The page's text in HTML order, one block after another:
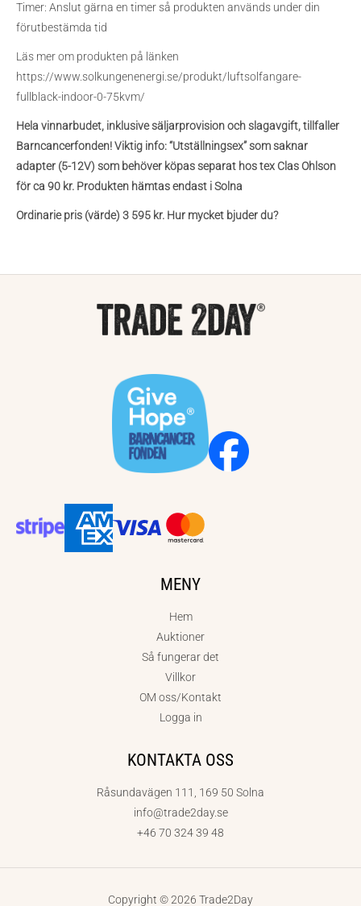
Timer: Anslut gärna en timer så produkten används under din
förutbestämda tid
Läs mer om produkten på länken
https://www.solkungenenergi.se/produkt/luftsolfangare-
fullblack-indoor-0-75kvm/
Hela vinnarbudet, inklusive säljarprovision och slagavgift, tillfaller
Barncancerfonden! Viktig info: “Utställningsex” som saknar
adapter (5-12V) som behöver köpas separat hos tex Clas Ohlson
för ca 90 kr. Produkten hämtas endast i Solna
Ordinarie pris (värde) 3 595 kr. Hur mycket bjuder du?
MENY
Hem
Auktioner
Så fungerar det
Villkor
OM oss/Kontakt
Logga in
KONTAKTA OSS
Råsundavägen 111, 169 50 Solna
info@trade2day.se
+46 70 324 39 48
Copyright © 2026 Trade2Day